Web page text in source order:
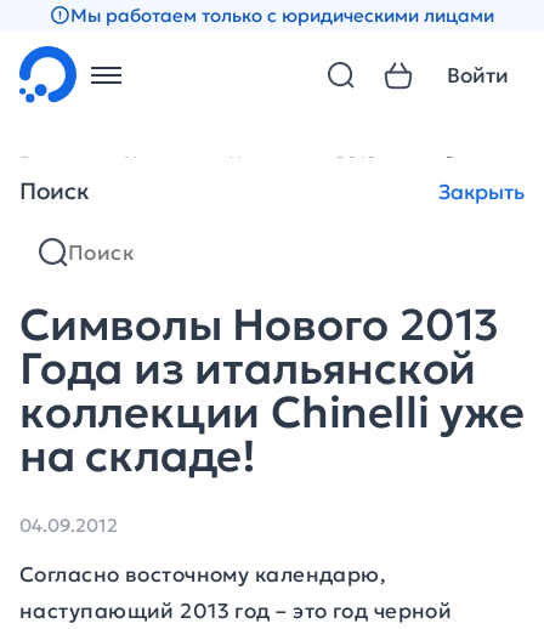
Мы работаем только с юридическими лицами
Поиск Закрыть
Войти
Главная Новости Новости за 2012 год Символы
Символы Нового 2013
Года из итальянской
коллекции Chinelli уже
на складе!
04.09.2012
Согласно восточному календарю,
наступающий 2013 год – это год черной